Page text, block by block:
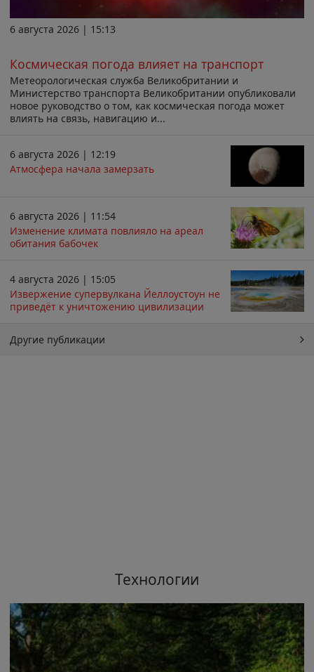
6 августа 2026 | 15:13
Космическая погода влияет на транспорт
Метеорологическая служба Великобритании и
Министерство транспорта Великобритании опубликовали
новое руководство о том, как космическая погода может
влиять на связь, навигацию и...
6 августа 2026 | 12:19
Атмосфера начала замерзать
6 августа 2026 | 11:54
Изменение климата повлияло на ареал
обитания бабочек
4 августа 2026 | 15:05
Извержение супервулкана Йеллоустоун не
приведёт к уничтожению цивилизации
Другие публикации
Технологии